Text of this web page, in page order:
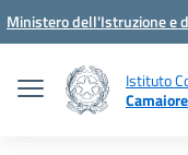
Vai ai contenuti
Vai al menu di navigazione
Vai al footer
Ministero dell'Istruzione e
Istituto